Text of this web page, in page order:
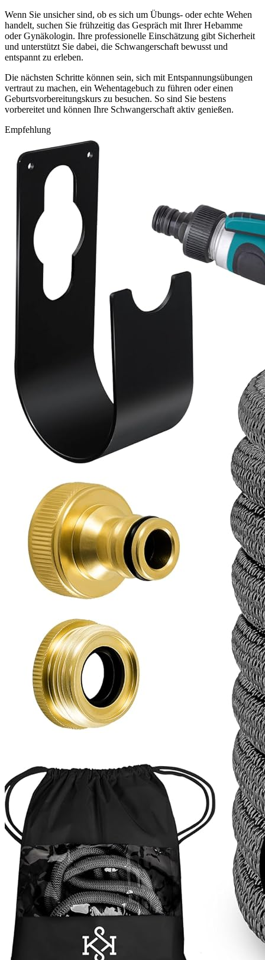
Wenn Sie unsicher sind, ob es sich um Übungs- oder echte Wehen
handelt, suchen Sie frühzeitig das Gespräch mit Ihrer Hebamme
oder Gynäkologin. Ihre professionelle Einschätzung gibt Sicherheit
und unterstützt Sie dabei, die Schwangerschaft bewusst und
entspannt zu erleben.
Die nächsten Schritte können sein, sich mit Entspannungsübungen
vertraut zu machen, ein Wehentagebuch zu führen oder einen
Geburtsvorbereitungskurs zu besuchen. So sind Sie bestens
vorbereitet und können Ihre Schwangerschaft aktiv genießen.
Empfehlung